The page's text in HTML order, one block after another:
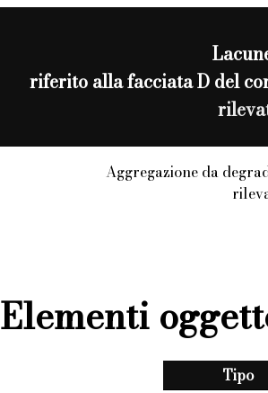
riferito alla facciata D del
Aggregazione da
Elementi
Tipo